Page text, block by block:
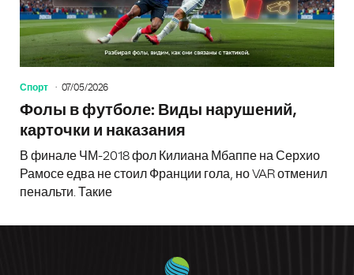
Спорт 07/05/2026
Фолы в футболе: Виды нарушений,
карточки и наказания
В финале ЧМ-2018 фол Килиана Мбаппе на Серхио
Рамосе едва не стоил Франции гола, но VAR отменил
пенальти. Такие